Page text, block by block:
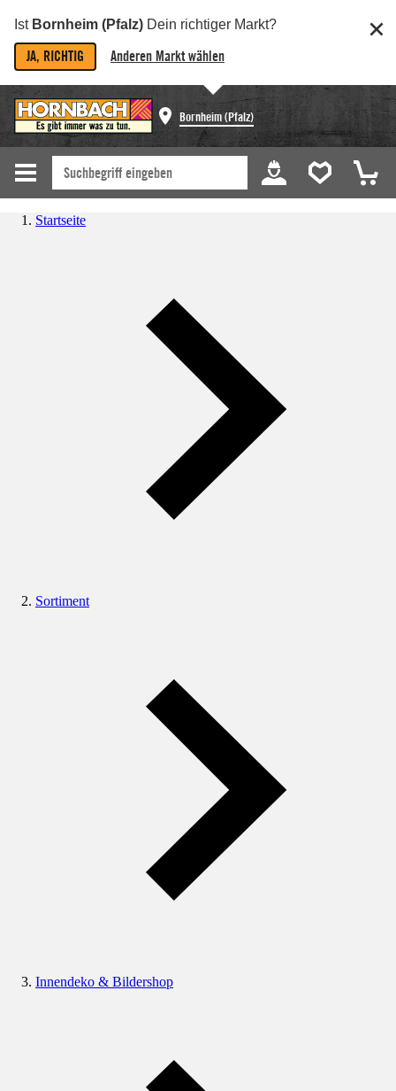
Ist Bornheim (Pfalz) Dein richtiger Markt?
JA, RICHTIG Anderen Markt wählen
Bornheim (Pfalz)
Startseite
Sortiment
Innendeko & Bildershop